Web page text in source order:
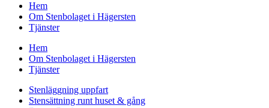
Hem
Om Stenbolaget i Hägersten
Tjänster
Hem
Om Stenbolaget i Hägersten
Tjänster
Stenläggning uppfart
Stensättning runt huset & gång